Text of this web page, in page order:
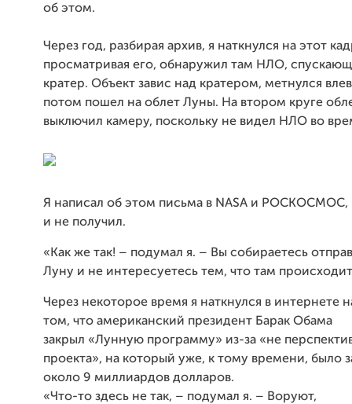
об этом.
Через год, разбирая архив, я наткнулся на этот
просматривая его, обнаружил там НЛО,
кратер. Объект завис над кратером, метнулся
потом пошел на облет Луны. На втором круге
выключил камеру, поскольку не видел НЛО во
Я написал об этом письма в NASA и РОСКОСМОС,
и не получил.
«Как же так! – подумал я. – Вы собираетесь
Луну и не интересуетесь тем, что там
Через некоторое время я наткнулся в интернете
том, что американский президент Барак Обама
закрыл «Лунную программу» из-за «не
проекта», на который уже, к тому времени, было
около 9 миллиардов долларов.
«Что-то здесь не так, – подумал я. – Воруют,